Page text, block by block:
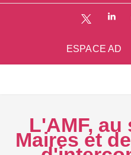
ESPACE AD
L'AMF,
Maires et